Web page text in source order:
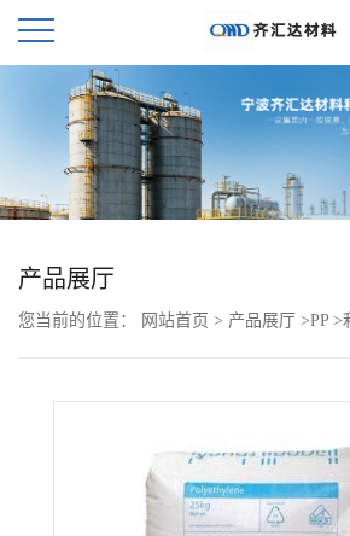
首
页
公
产品展厅
您当前的位置： 网站首页 > 产品展厅 >PP >